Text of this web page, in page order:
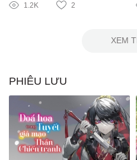
1.2K 2
XEM
PHIÊU LƯU